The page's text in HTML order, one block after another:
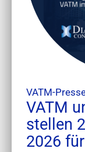
VATM-
VATM
stellen
2026